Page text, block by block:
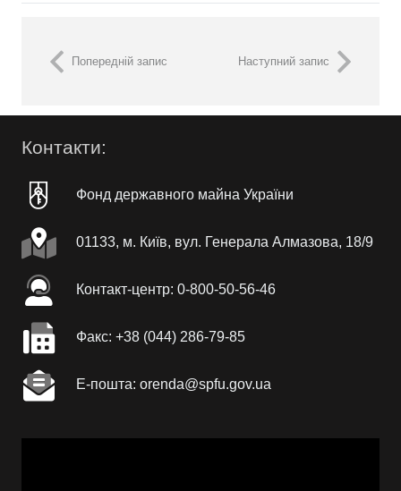
Попередній запис Наступний запис
Контакти:
Фонд державного майна України
01133, м. Київ, вул. Генерала Алмазова, 18/9
Контакт-центр: 0-800-50-56-46
Факc: +38 (044) 286-79-85
Е-пошта: orenda@spfu.gov.ua